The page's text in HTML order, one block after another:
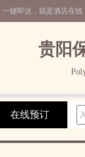
键即达，就是酒店在线
贵阳
在线预订